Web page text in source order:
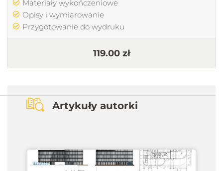
Materiały wykończeniowe
Opisy i wymiarowanie
Przygotowanie do wydruku
119.00 zł
Artykuły autorki